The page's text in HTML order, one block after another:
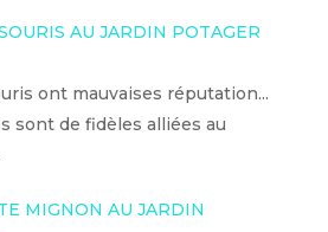
AU JARDIN POTAGER
ont mauvaises réputation...
sont de fidèles alliées au
MIGNON AU JARDIN